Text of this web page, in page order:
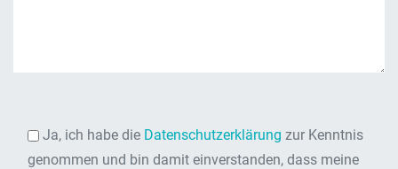
Ja, ich habe die Datenschutzerklärung zur Kenntnis
genommen und bin damit einverstanden, dass meine